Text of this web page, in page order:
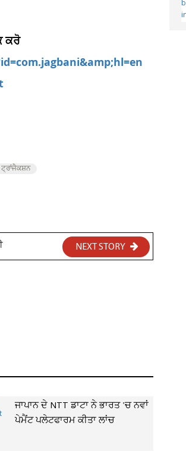
ਕਰੋ
NEXT STORY
ਜਾਪਾਨ ਦੇ NTT ਡਾਟਾ ਨੇ ਭਾਰਤ 'ਚ ਨਵਾਂ
ਪੇਮੈਂਟ ਪਲੇਟਫਾਰਮ ਕੀਤਾ ਲਾਂਚ